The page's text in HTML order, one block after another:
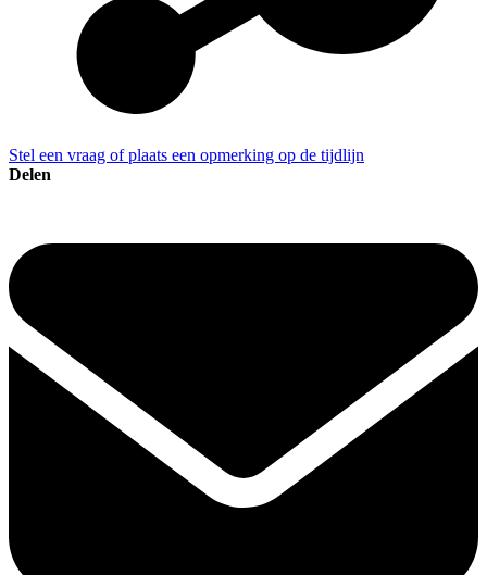
Stel een vraag of plaats een opmerking op de tijdlijn
Delen